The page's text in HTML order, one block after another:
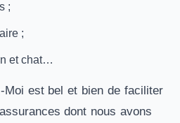
;
;
et chat…
Moi est bel et bien de faciliter
dont nous avons